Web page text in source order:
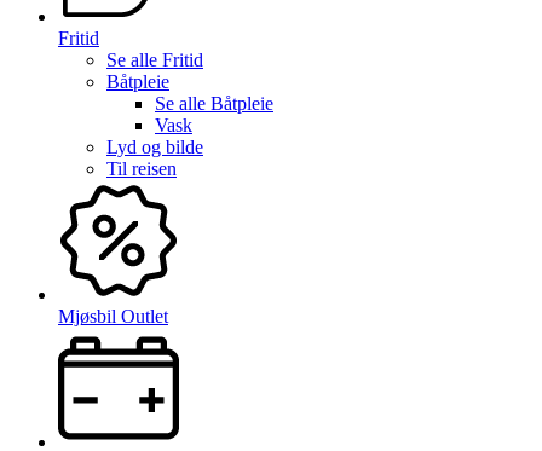
Fritid
Se alle Fritid
Båtpleie
Se alle Båtpleie
Vask
Lyd og bilde
Til reisen
Mjøsbil Outlet